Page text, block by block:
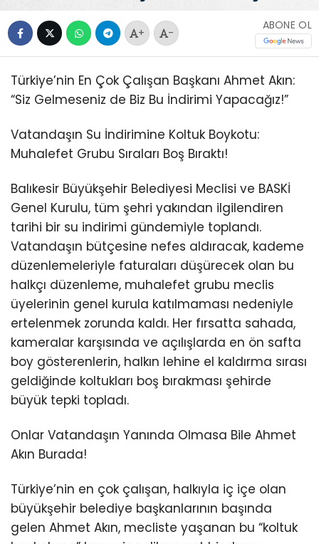
+ -
ABONE OL
Türkiye’nin En Çok Çalışan Başkanı Ahmet Akın:
“Siz Gelmeseniz de Biz Bu İndirimi Yapacağız!”
Vatandaşın Su İndirimine Koltuk Boykotu:
Muhalefet Grubu Sıraları Boş Bıraktı!
Balıkesir Büyükşehir Belediyesi Meclisi ve BASKİ
Genel Kurulu, tüm şehri yakından ilgilendiren
tarihi bir su indirimi gündemiyle toplandı.
Vatandaşın bütçesine nefes aldıracak, kademe
düzenlemeleriyle faturaları düşürecek olan bu
halkçı düzenleme, muhalefet grubu meclis
üyelerinin genel kurula katılmaması nedeniyle
ertelenmek zorunda kaldı. Her fırsatta sahada,
kameralar karşısında ve açılışlarda en ön safta
boy gösterenlerin, halkın lehine el kaldırma sırası
geldiğinde koltukları boş bırakması şehirde
büyük tepki topladı.
Onlar Vatandaşın Yanında Olmasa Bile Ahmet
Akın Burada!
Türkiye’nin en çok çalışan, halkıyla iç içe olan
büyükşehir belediye başkanlarının başında
gelen Ahmet Akın, mecliste yaşanan bu “koltuk